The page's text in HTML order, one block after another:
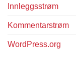
Innleggsstrøm
Kommentarstrøm
WordPress.org